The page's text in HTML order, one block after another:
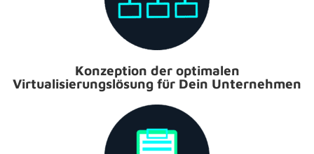
Konzeption der optimalen
Virtualisierungslösung für Dein Unternehmen